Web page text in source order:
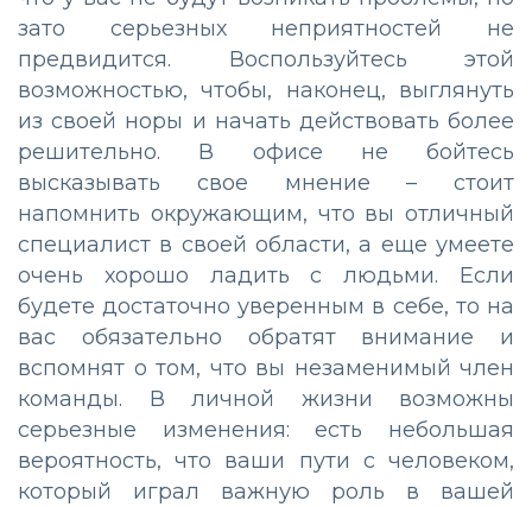
зато серьезных неприятностей не
предвидится. Воспользуйтесь этой
возможностью, чтобы, наконец, выглянуть
из своей норы и начать действовать более
решительно. В офисе не бойтесь
высказывать свое мнение – стоит
напомнить окружающим, что вы отличный
специалист в своей области, а еще умеете
очень хорошо ладить с людьми. Если
будете достаточно уверенным в себе, то на
вас обязательно обратят внимание и
вспомнят о том, что вы незаменимый член
команды. В личной жизни возможны
серьезные изменения: есть небольшая
вероятность, что ваши пути с человеком,
который играл важную роль в вашей